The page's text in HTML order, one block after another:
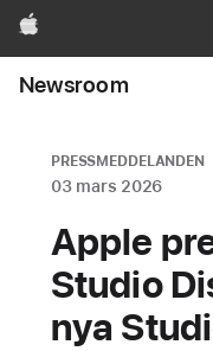
Apple
Newsroom
PRESSMEDDELANDEN
03 mars 2026
Apple
Studio
nya